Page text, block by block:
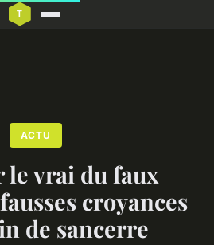
ACTU
le vrai du faux
croyances
de sancerre